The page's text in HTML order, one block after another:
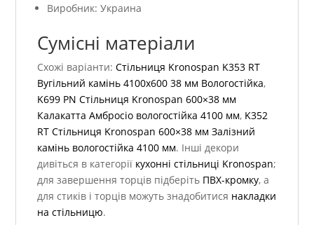
Виробник: Украина
Сумісні матеріали
Схожі варіанти:Стільниця Kronospan K353 RT
Вугільний камінь 4100х600 38 мм Вологостійка,
K699 PN Стільниця Kronospan 600×38 мм
Калакатта Амбросіо вологостійка 4100 мм, K352
RT Стільниця Kronospan 600×38 мм Залізний
камінь вологостійка 4100 мм. Інші декори
дивіться в категорії кухонні стільниці Kronospan;
для завершення торців підберіть ПВХ-кромку, а
для стиків і торців можуть знадобитися накладки
на стільницю.